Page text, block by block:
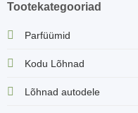
Tootekategooriad
Parfüümid
Kodu Lõhnad
Lõhnad autodele